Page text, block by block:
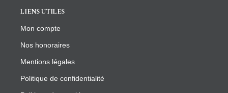
LIENS UTILES
Mon compte
Nos honoraires
Mentions légales
Politique de confidentialité